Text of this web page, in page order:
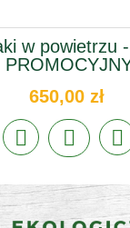
w powietrzu
650,00 zł